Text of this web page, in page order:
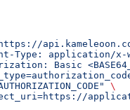
Type: application/x-
Basic
\